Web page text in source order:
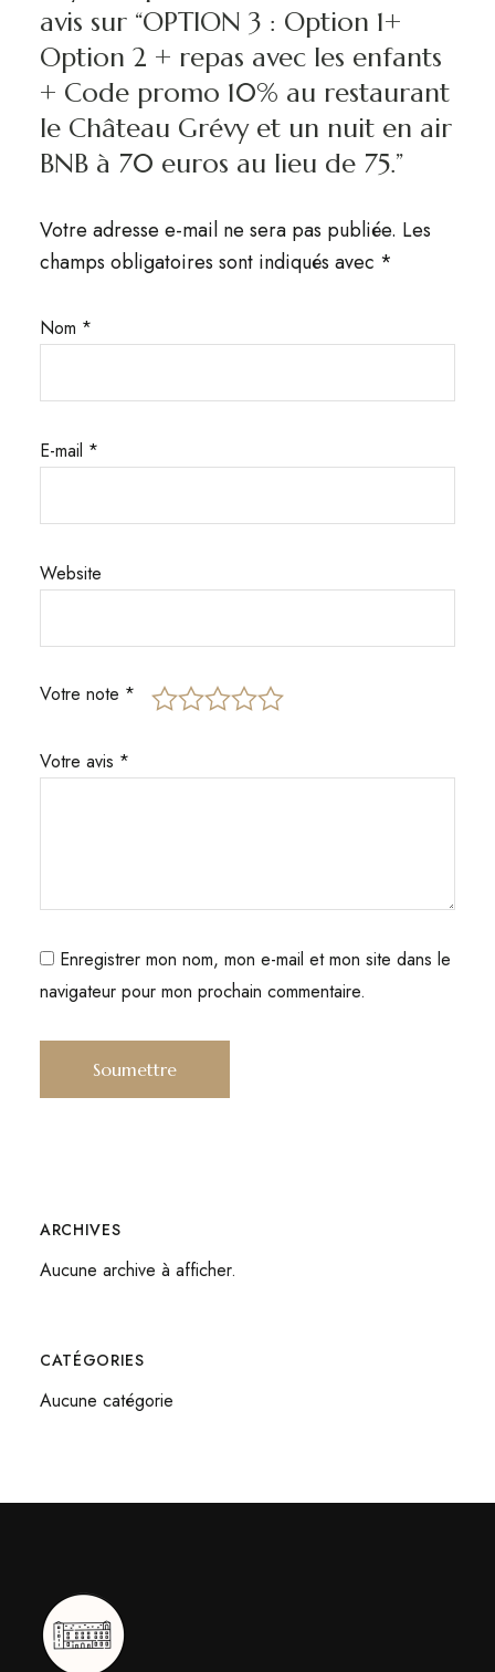
avis sur “OPTION 3 : Option 1+
Option 2 + repas avec les enfants
+ Code promo 10% au restaurant
le Château Grévy et un nuit en air
BNB à 70 euros au lieu de 75.”
Votre adresse e-mail ne sera pas publiée. Les
champs obligatoires sont indiqués avec *
Nom *
E-mail *
Website
Votre note *
Votre avis *
Enregistrer mon nom, mon e-mail et mon site dans le
navigateur pour mon prochain commentaire.
ARCHIVES
Aucune archive à afficher.
CATÉGORIES
Aucune catégorie